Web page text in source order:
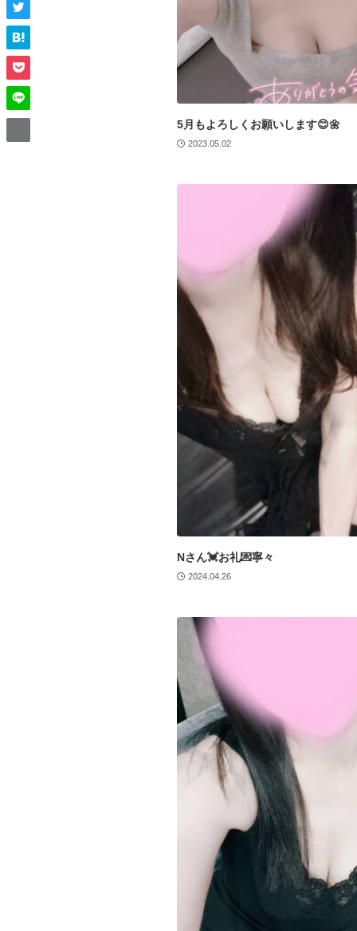
5月もよろしくお願いします😊🌼
2023.05.02
Nさん💓お礼💌寧々
2024.04.26